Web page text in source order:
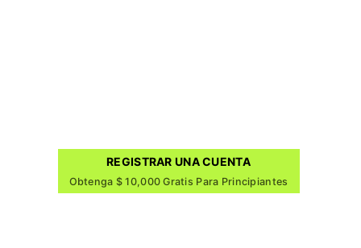
REGISTRAR UNA CUENTA
Obtenga $ 10,000 Gratis Para Principiantes